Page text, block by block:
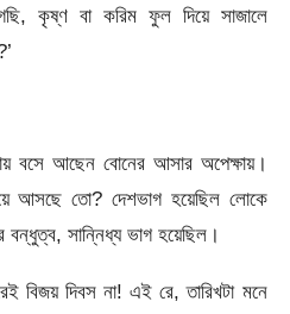
কৃষ্ণ বা করিম ফুল দিয়ে সাজালে
বসে আছেন বোনের আসার অপেক্ষায়।
আসছে তো? দেশভাগ হয়েছিল লোকে
সান্নিধ্য ভাগ হয়েছিল।
বিজয় দিবস না! এই রে, তারিখটা মনে